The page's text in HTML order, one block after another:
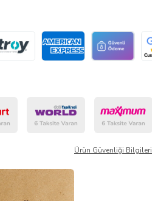
Ürün Güvenliği Bilgileri